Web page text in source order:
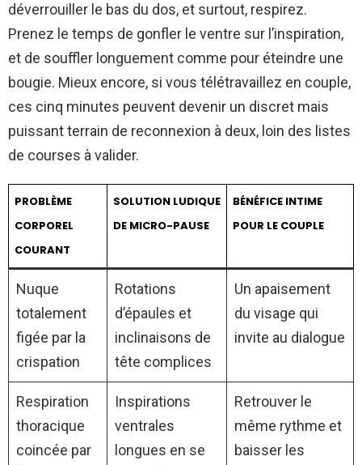
déverrouiller le bas du dos, et surtout, respirez.
Prenez le temps de gonfler le ventre sur l’inspiration,
et de souffler longuement comme pour éteindre une
bougie. Mieux encore, si vous télétravaillez en couple,
ces cinq minutes peuvent devenir un discret mais
puissant terrain de reconnexion à deux, loin des listes
de courses à valider.
PROBLÈME
CORPOREL
COURANT
SOLUTION LUDIQUE
DE MICRO-PAUSE
BÉNÉFICE INTIME
POUR LE COUPLE
Nuque
totalement
figée par la
crispation
Rotations
d’épaules et
inclinaisons de
tête complices
Un apaisement
du visage qui
invite au dialogue
Respiration
thoracique
coincée par
Inspirations
ventrales
longues en se
Retrouver le
même rythme et
baisser les